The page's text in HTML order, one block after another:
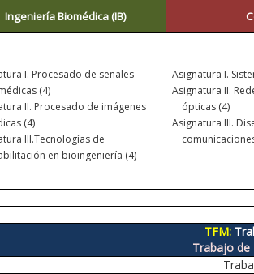
Ingeniería Biomédica (IB)
I. Procesado de señales
(4)
II. Procesado de imágenes
(4)
III.Tecnologías de
en bioingeniería (4)
Asignatura I.
Asignatura II.
ópticas (4)
Asignatura III.
TFM:
Trabajo de